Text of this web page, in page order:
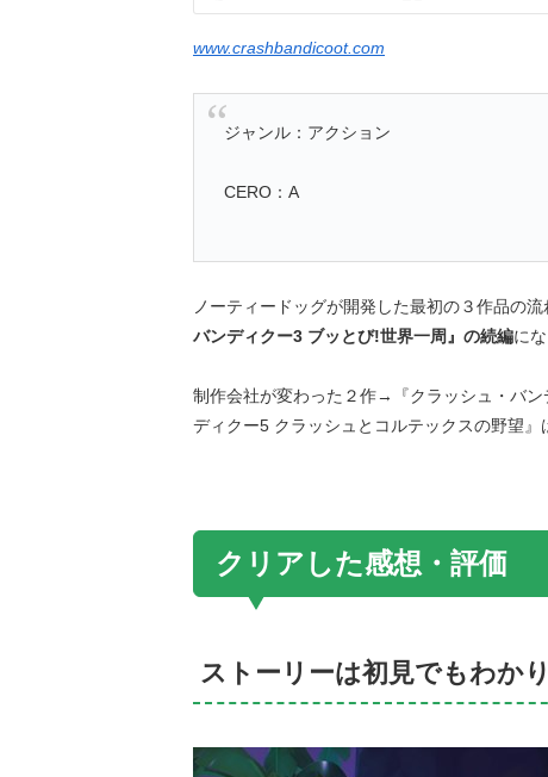
www.crashbandicoot.com
ジャンル：アクション
CERO：A
ノーティードッグが開発した最初の３作品の
バンディクー3 ブッとび!世界一周』の続編に
制作会社が変わった２作→『クラッシュ・バ
ディクー5 クラッシュとコルテックスの野望』
クリアした感想・評価
ストーリーは初見でもわか